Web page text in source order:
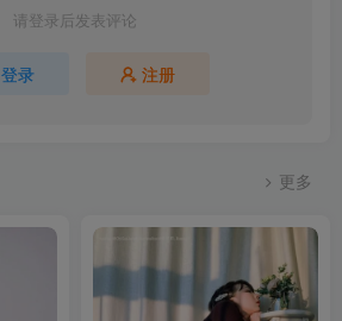
请登录后发表评论
登录 注册
更多